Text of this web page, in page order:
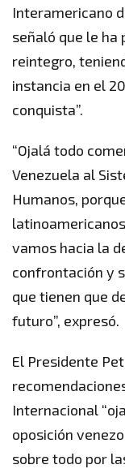
Interamericano
señaló que le ha
reintegro,
instancia en el
conquista”.
“Ojalá todo
Venezuela al
Humanos,
vamos hacia la
confrontación y
que tienen que
futuro”, expresó.
El Presidente
Internacional
oposición
sobre todo por